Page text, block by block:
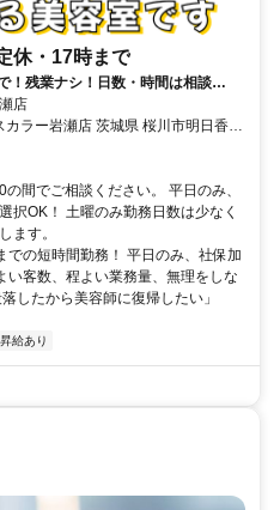
休・17時まで
！残業ナシ！日数・時間は相談
店
間でご相談ください。 平日のみ、
択OK！ 土曜のみ勤務日数は少なく
ます。
での短時間勤務！ 平日のみ、社保加
い客数、程よい業務量、無理をしな
したから美容師に復帰したい」
昇給あり